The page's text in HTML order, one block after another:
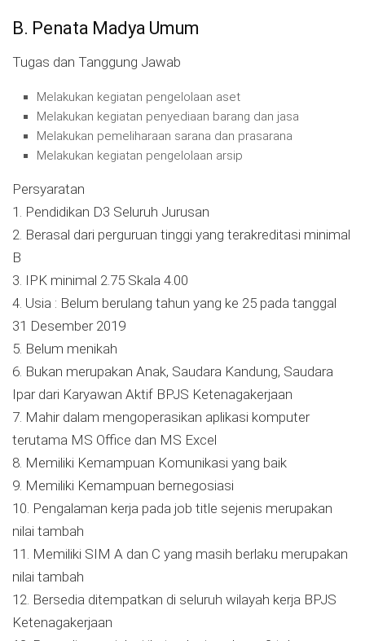
B. Penata Madya Umum
Tugas dan Tanggung Jawab
Melakukan kegiatan pengelolaan aset
Melakukan kegiatan penyediaan barang dan jasa
Melakukan pemeliharaan sarana dan prasarana
Melakukan kegiatan pengelolaan arsip
Persyaratan
1. Pendidikan D3 Seluruh Jurusan
2. Berasal dari perguruan tinggi yang terakreditasi minimal
B
3. IPK minimal 2.75 Skala 4.00
4. Usia : Belum berulang tahun yang ke 25 pada tanggal
31 Desember 2019
5. Belum menikah
6. Bukan merupakan Anak, Saudara Kandung, Saudara
Ipar dari Karyawan Aktif BPJS Ketenagakerjaan
7. Mahir dalam mengoperasikan aplikasi komputer
terutama MS Office dan MS Excel
8. Memiliki Kemampuan Komunikasi yang baik
9. Memiliki Kemampuan bernegosiasi
10. Pengalaman kerja pada job title sejenis merupakan
nilai tambah
11. Memiliki SIM A dan C yang masih berlaku merupakan
nilai tambah
12. Bersedia ditempatkan di seluruh wilayah kerja BPJS
Ketenagakerjaan